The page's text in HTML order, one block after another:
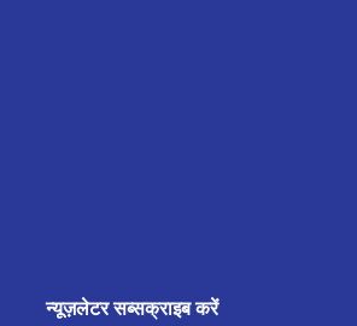
न्यूज़लेटर सब्सक्राइब करें